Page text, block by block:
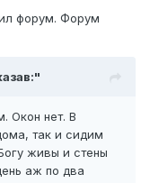
форум. Форум
Окон нет. В
так и сидим
живы и стены
аж по два